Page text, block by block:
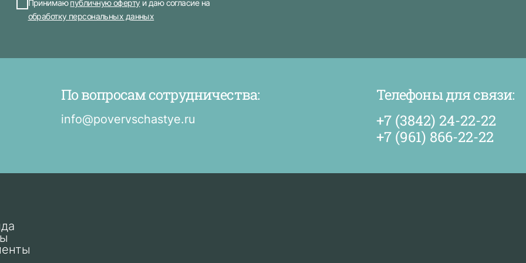
Принимаюпубличную оферту и даю согласие на
обработку персональных данных
По вопросам сотрудничества:
info@povervschastye.ru
Телефоны для связи:
+7 (3842) 24-22-22
+7 (961) 866-22-22